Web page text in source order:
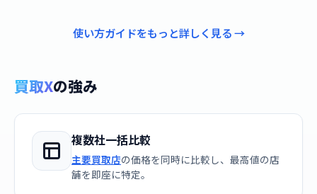
使い方ガイドをもっと詳しく見る →
買取Xの強み
複数社一括比較
主要買取店の価格を同時に比較し、最高値の店
舗を即座に特定。